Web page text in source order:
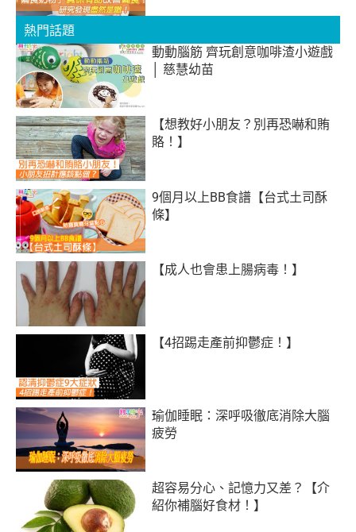
熱門話題
動動腦筋 齊玩創意咖啡渣小遊戲
│ 慈慧幼苗
【想教好小朋友？別再恐嚇和賄
賂！】
9個月以上BB食譜【台式土司酥
條】
【成人也會患上腸病毒！】
【4招踢走產前抑鬱症！】
瑜伽睡眠：深呼吸徹底消除大腦
疲勞
超容易分心、記憶力又差？【介
紹你補腦好食材！】